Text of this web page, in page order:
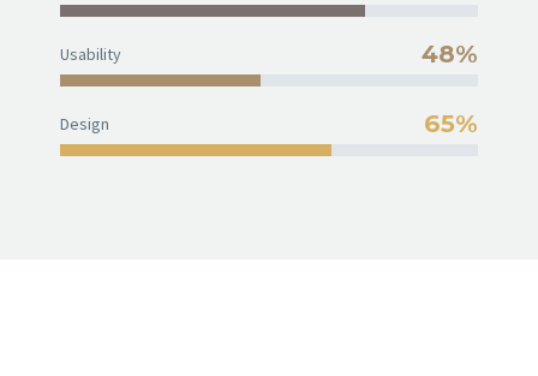
Usability 48%
Design 65%